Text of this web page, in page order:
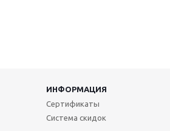
ИНФОРМАЦИЯ
Cертификаты
Система скидок